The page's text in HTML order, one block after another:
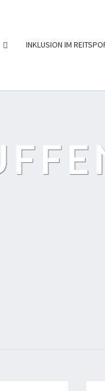
INKLUSION IM